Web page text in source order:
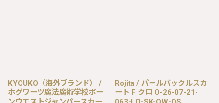
KYOUKO（海外ブランド） /
ホグワーツ魔法魔術学校ボー
Rojita / パールバックルスカ
ート F クロ O-26-07-21-